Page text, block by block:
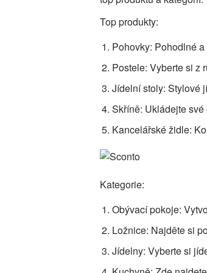
Top produkty:
Pohovky: Pohodlné
Postele: Vyberte si z
Jídelní stoly: Stylové
Skříně: Ukládejte
Kancelářské židle:
Kategorie:
Obývací pokoje:
Ložnice: Najděte si
Jídelny: Vyberte si